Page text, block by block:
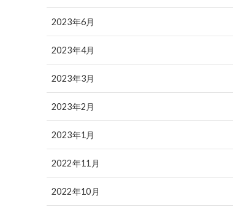
2023年6月
2023年4月
2023年3月
2023年2月
2023年1月
2022年11月
2022年10月